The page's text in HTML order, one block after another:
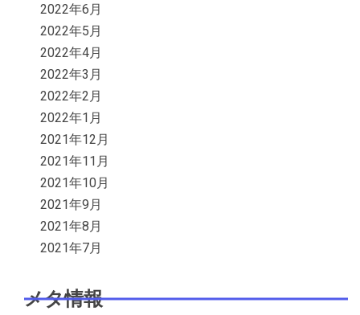
2022年6月
2022年5月
2022年4月
2022年3月
2022年2月
2022年1月
2021年12月
2021年11月
2021年10月
2021年9月
2021年8月
2021年7月
メタ情報